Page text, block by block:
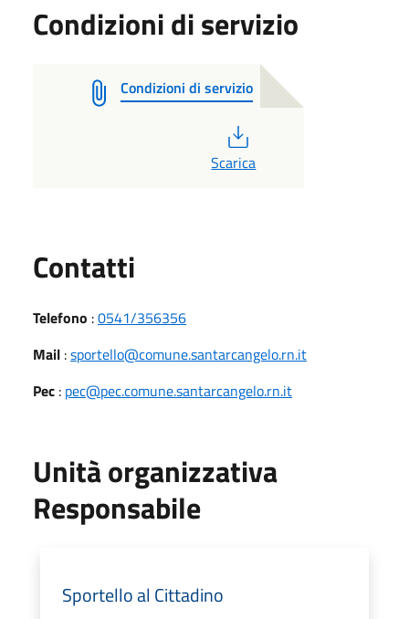
Condizioni di servizio
Condizioni di servizio
Scarica
Contatti
Telefono :0541/356356
Mail :sportello@comune.santarcangelo.rn.it
Pec : pec@pec.comune.santarcangelo.rn.it
Unità organizzativa
Responsabile
Sportello al Cittadino